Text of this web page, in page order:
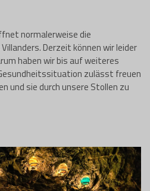
normalerweise die
Derzeit können wir leider
haben wir bis auf weiteres
zulässt freuen
und sie durch unsere Stollen zu